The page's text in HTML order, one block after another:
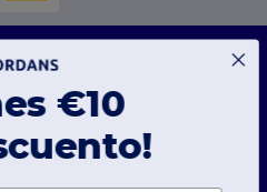
y de terceros para mejorar la funcionalidad
el rendimiento del sitio web y garantizar
que incluye contenido adaptado,
web y publicidad.
en cualquier momento. Las cookies
del sitio web, no pueden ser
bloquear otros tipos de cookies, como las
€10